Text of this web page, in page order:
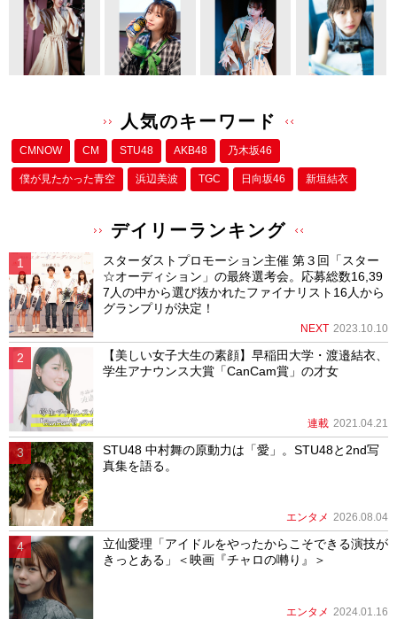
人気のキーワード
CMNOW CM STU48 AKB48 乃木坂46
僕が⾒たかった⻘空 浜辺美波 TGC 日向坂46 新垣結衣
デイリーランキング
スターダストプロモーション主催 第３回「スター
☆オーディション」の最終選考会。応募総数16,39
7人の中から選び抜かれたファイナリスト16人から
グランプリが決定！
NEXT 2023.10.10
【美しい女子大生の素顔】早稲田大学・渡邉結衣、
学生アナウンス大賞「CanCam賞」の才女
連載 2021.04.21
STU48 中村舞の原動力は「愛」。STU48と2nd写
真集を語る。
エンタメ 2026.08.04
立仙愛理「アイドルをやったからこそできる演技が
きっとある」＜映画『チャロの囀り』＞
エンタメ 2024.01.16